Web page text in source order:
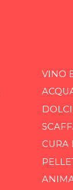
VINO
DOLCI
CURA